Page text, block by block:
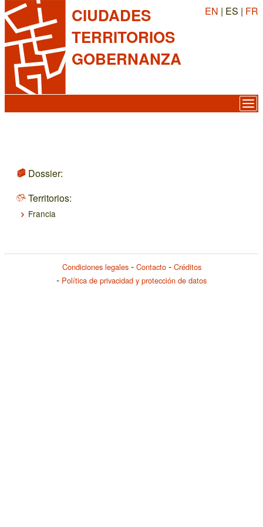
CIUDADES
TERRITORIOS
GOBERNANZA
EN | ES | FR
Dossier:
Territorios:
Francia
Condiciones legales Contacto
Créditos
Política de privacidad y protección de datos